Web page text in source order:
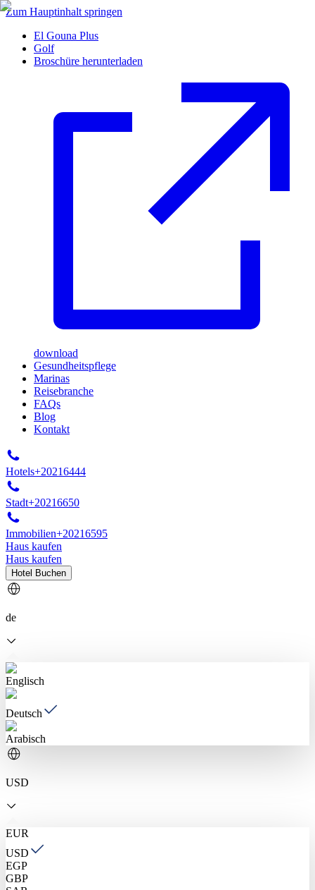
Zum Hauptinhalt springen
El Gouna Plus
Golf
Broschüre herunterladen
download
Gesundheitspflege
Marinas
Reisebranche
FAQs
Blog
Kontakt
Hotels+20216444
Stadt+20216650
Immobilien+20216595
Haus kaufen
Haus kaufen
Hotel Buchen
de
Englisch
Deutsch
Arabisch
USD
EUR
USD
EGP
GBP